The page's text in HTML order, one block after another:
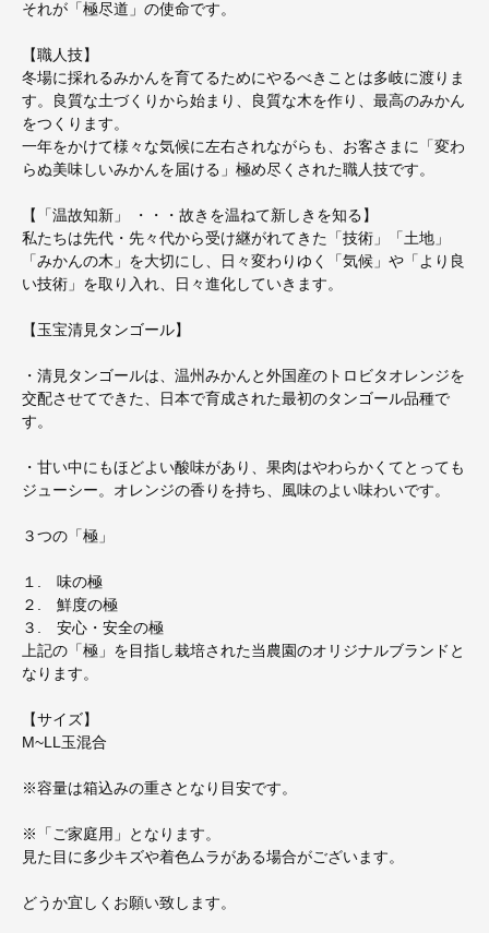
それが「極尽道」の使命です。
【職人技】
冬場に採れるみかんを育てるためにやるべきことは多岐に渡りま
す。良質な土づくりから始まり、良質な木を作り、最高のみかん
をつくります。
一年をかけて様々な気候に左右されながらも、お客さまに「変わ
らぬ美味しいみかんを届ける」極め尽くされた職人技です。
【「温故知新」 ・・・故きを温ねて新しきを知る】
私たちは先代・先々代から受け継がれてきた「技術」「土地」
「みかんの木」を大切にし、日々変わりゆく「気候」や「より良
い技術」を取り入れ、日々進化していきます。
【玉宝清見タンゴール】
・清見タンゴールは、温州みかんと外国産のトロビタオレンジを
交配させてできた、日本で育成された最初のタンゴール品種で
す。
・甘い中にもほどよい酸味があり、果肉はやわらかくてとっても
ジューシー。オレンジの香りを持ち、風味のよい味わいです。
３つの「極」
１. 味の極
２. 鮮度の極
３. 安心・安全の極
上記の「極」を目指し栽培された当農園のオリジナルブランドと
なります。
【サイズ】
M~LL玉混合
※容量は箱込みの重さとなり目安です。
※「ご家庭用」となります。
見た目に多少キズや着色ムラがある場合がございます。
どうか宜しくお願い致します。